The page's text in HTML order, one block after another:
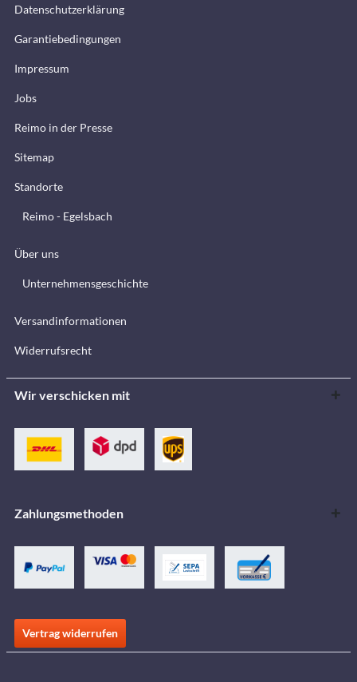
Datenschutzerklärung
Garantiebedingungen
Impressum
Jobs
Reimo in der Presse
Sitemap
Standorte
Reimo - Egelsbach
Über uns
Unternehmensgeschichte
Versandinformationen
Widerrufsrecht
Wir verschicken mit
Zahlungsmethoden
Vertrag widerrufen